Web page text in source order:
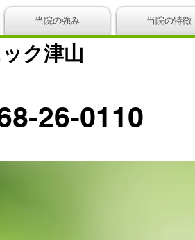
当院の強み 当院の特徴
ク津山
26-0110